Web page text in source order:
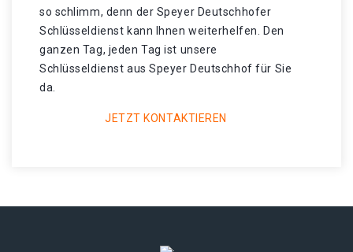
so schlimm, denn der Speyer Deutschhofer
Schlüsseldienst kann Ihnen weiterhelfen. Den
ganzen Tag, jeden Tag ist unsere
Schlüsseldienst aus Speyer Deutschhof für Sie
da.
JETZT KONTAKTIEREN